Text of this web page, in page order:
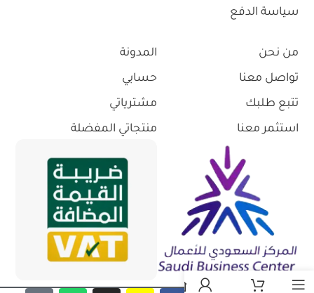
سياسة الدفع
من نحن
تواصل معنا
تتبع طلبك
استثمر معنا
المدونة
حسابي
مشترياتي
منتجاتي المفضلة